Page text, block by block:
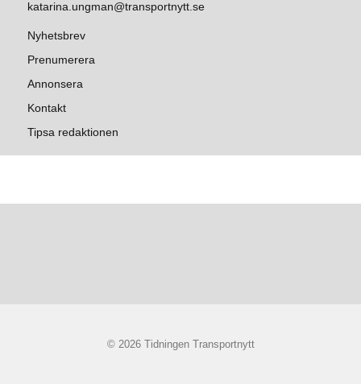
katarina.ungman@transportnytt.se
Nyhetsbrev
Prenumerera
Annonsera
Kontakt
Tipsa redaktionen
© 2026 Tidningen Transportnytt